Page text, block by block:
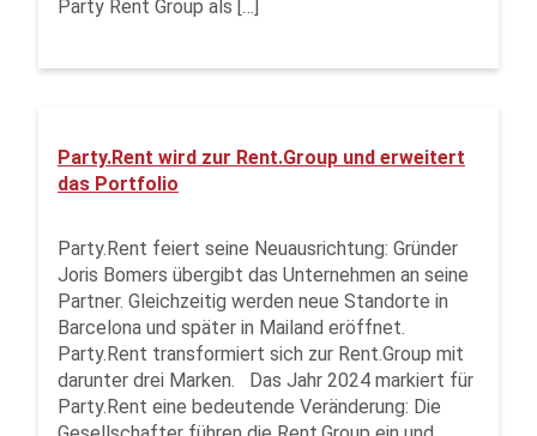
Party Rent Group als […]
Party.Rent wird zur Rent.Group und erweitert
das Portfolio
Party.Rent feiert seine Neuausrichtung: Gründer
Joris Bomers übergibt das Unternehmen an seine
Partner. Gleichzeitig werden neue Standorte in
Barcelona und später in Mailand eröffnet.
Party.Rent transformiert sich zur Rent.Group mit
darunter drei Marken. Das Jahr 2024 markiert für
Party.Rent eine bedeutende Veränderung: Die